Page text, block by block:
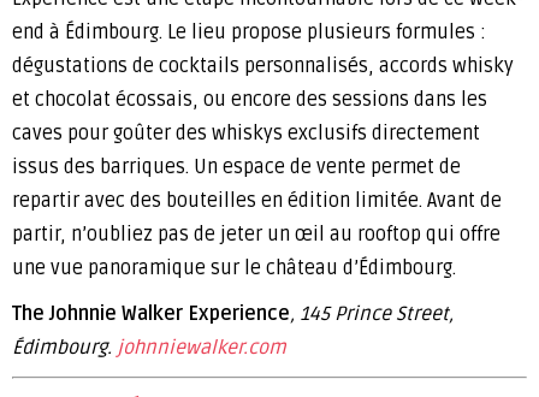
end à Édimbourg. Le lieu propose plusieurs formules :
dégustations de cocktails personnalisés, accords whisky
et chocolat écossais, ou encore des sessions dans les
caves pour goûter des whiskys exclusifs directement
issus des barriques. Un espace de vente permet de
repartir avec des bouteilles en édition limitée. Avant de
partir, n’oubliez pas de jeter un œil au rooftop qui offre
une vue panoramique sur le château d’Édimbourg.
The Johnnie Walker Experience, 145 Prince Street,
Édimbourg. johnniewalker.com